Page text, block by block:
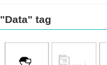
"Data" tag